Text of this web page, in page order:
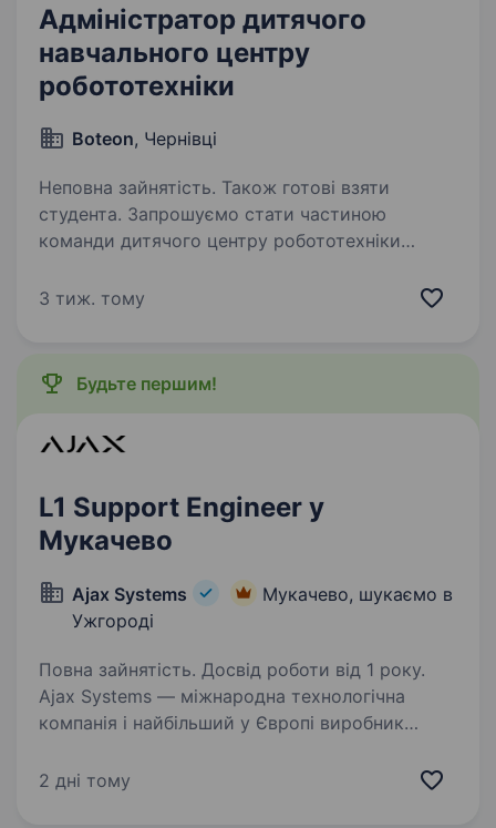
Адміністратор дитячого
навчального центру
робототехніки
Boteon, Чернівці
Неповна зайнятість. Також готові взяти
студента. Запрошуємо стати частиною
команди дитячого центру робототехніки
ми прагнемо забезпечити якісний сервіс,
3 тиж. тому
Будьте першим!
L1 Support Engineer у
Мукачево
Ajax Systems
Мукачево, шукаємо в
Ужгороді
Повна зайнятість. Досвід роботи від 1 року.
Ajax Systems — міжнародна технологічна
компанія і найбільший у Європі виробник
до Prod Automation підрозділу на позицію L1
2 дні тому